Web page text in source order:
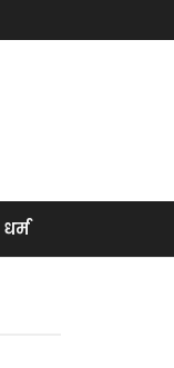
धर्म